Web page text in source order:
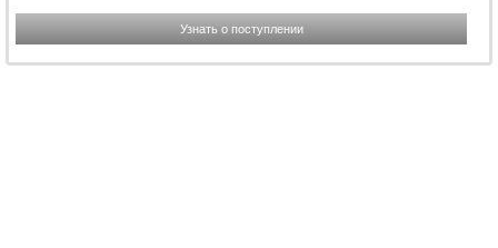
Узнать о поступлении